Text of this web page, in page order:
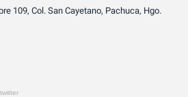
109, Col. San Cayetano, Pachuca, Hgo.